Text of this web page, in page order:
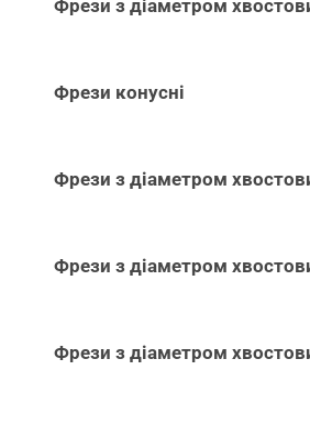
Фрези з діаметром
Фрези конусні
Фрези з діаметром
Фрези з діаметром
Фрези з діаметром